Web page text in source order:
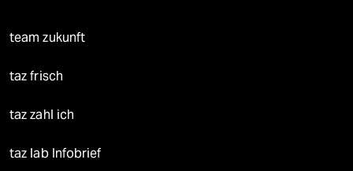
team zukunft
taz frisch
taz zahl ich
taz lab Infobrief